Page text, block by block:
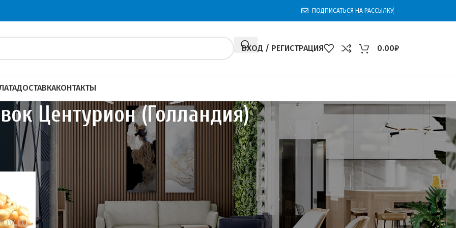
ПОДПИСАТЬСЯ НА РАССЫЛКУ
ВХОД / РЕГИСТРАЦИЯ 0.00₽
ДОСТАВКАКОНТАКТЫ
Центурион (Голландия)
АКЦИЯ! Скидка 25%
Лук севок Центурион (Голландия)
60